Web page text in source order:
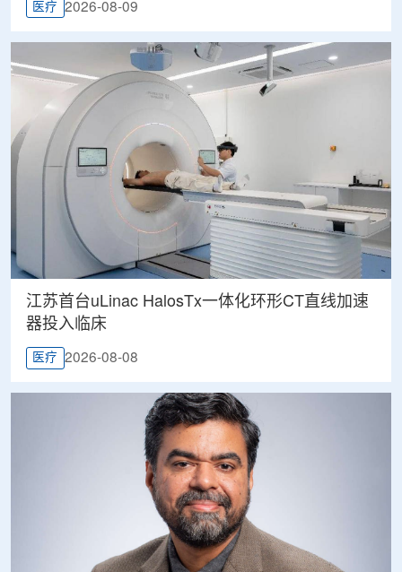
医疗 2026-08-09
江苏首台uLinac HalosTx一体化环形CT直线加速
器投入临床
医疗 2026-08-08